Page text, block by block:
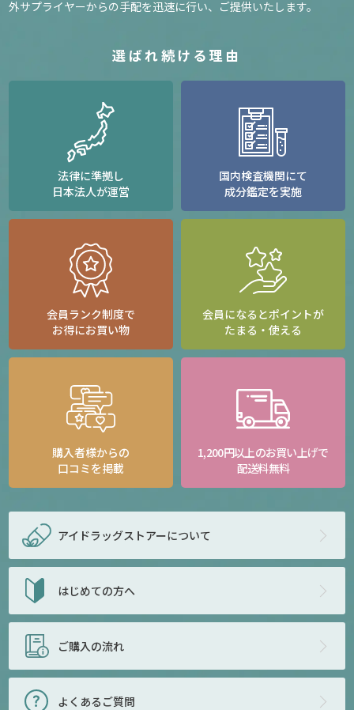
外サプライヤーからの手配を迅速に行い、ご提供いたします。
選ばれ続ける理由
法律に準拠し
日本法人が運営
国内検査機関にて
成分鑑定を実施
会員ランク制度で
お得にお買い物
会員になるとポイントが
たまる・使える
購入者様からの
口コミを掲載
1,200円以上のお買い上げで
配送料無料
アイドラッグストアーについて
はじめての方へ
ご購入の流れ
よくあるご質問